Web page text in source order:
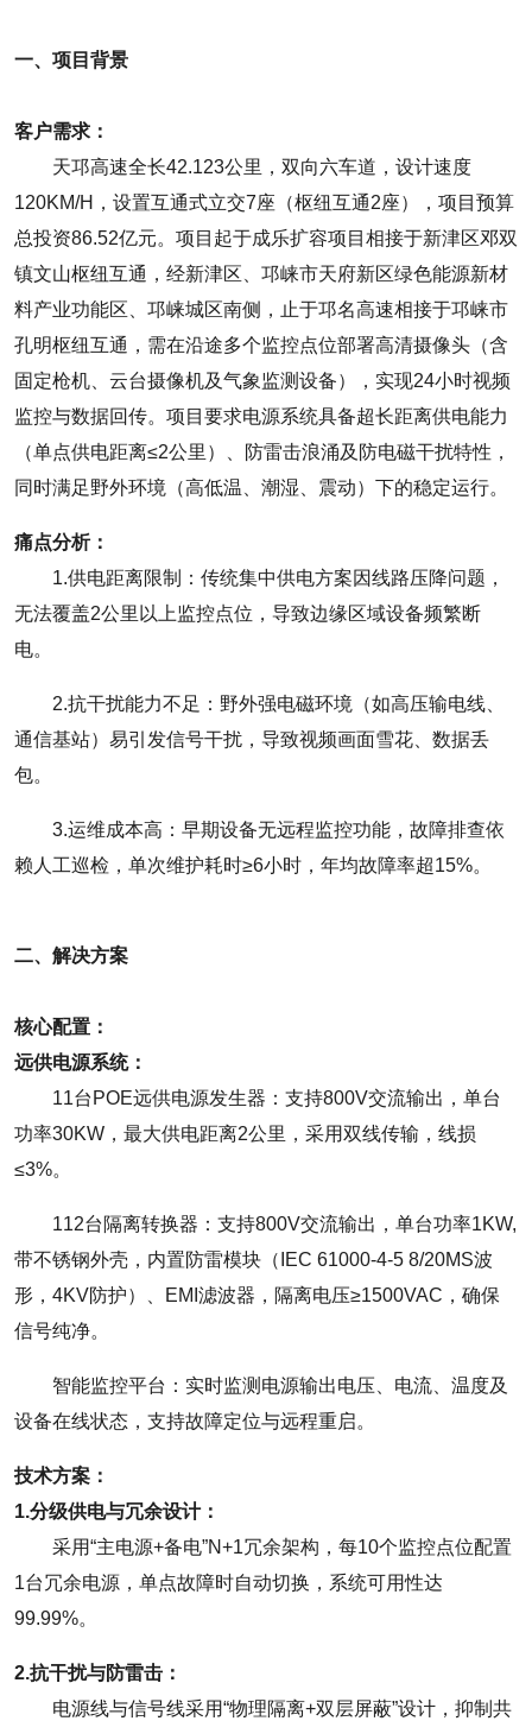
一、项目背景
客户需求：
天邛高速全长42.123公里，双向六车道，设计速度
120KM/H，设置互通式立交7座（枢纽互通2座），项目预算
总投资86.52亿元。项目起于成乐扩容项目相接于新津区邓双
镇文山枢纽互通，经新津区、邛崃市天府新区绿色能源新材
料产业功能区、邛崃城区南侧，止于邛名高速相接于邛崃市
孔明枢纽互通，需在沿途多个监控点位部署高清摄像头（含
固定枪机、云台摄像机及气象监测设备），实现24小时视频
监控与数据回传。项目要求电源系统具备超长距离供电能力
（单点供电距离≤2公里）、防雷击浪涌及防电磁干扰特性，
同时满足野外环境（高低温、潮湿、震动）下的稳定运行。
痛点分析：
1.供电距离限制：传统集中供电方案因线路压降问题，
无法覆盖2公里以上监控点位，导致边缘区域设备频繁断
电。
2.抗干扰能力不足：野外强电磁环境（如高压输电线、
通信基站）易引发信号干扰，导致视频画面雪花、数据丢
包。
3.运维成本高：早期设备无远程监控功能，故障排查依
赖人工巡检，单次维护耗时≥6小时，年均故障率超15%。
二、解决方案
核心配置：
远供电源系统：
11台POE远供电源发生器：支持800V交流输出，单台
功率30KW，最大供电距离2公里，采用双线传输，线损
≤3%。
112台隔离转换器：支持800V交流输出，单台功率1KW,
带不锈钢外壳，内置防雷模块（IEC 61000-4-5 8/20ΜS波
形，4KV防护）、EMI滤波器，隔离电压≥1500VAC，确保
信号纯净。
智能监控平台：实时监测电源输出电压、电流、温度及
设备在线状态，支持故障定位与远程重启。
技术方案：
1.分级供电与冗余设计：
采用“主电源+备电”N+1冗余架构，每10个监控点位配置
1台冗余电源，单点故障时自动切换，系统可用性达
99.99%。
2.抗干扰与防雷击：
电源线与信号线采用“物理隔离+双层屏蔽”设计，抑制共